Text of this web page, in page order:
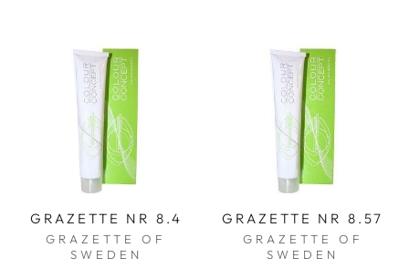
GRAZETTE NR 8.4
GRAZETTE OF
SWEDEN
GRAZETTE NR 8.57
GRAZETTE OF
SWEDEN